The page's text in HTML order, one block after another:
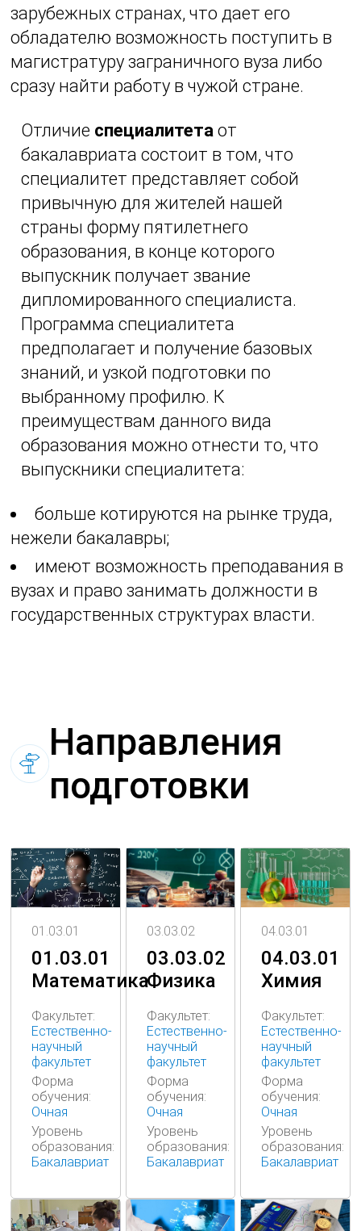
зарубежных странах, что дает его
обладателю возможность поступить в
магистратуру заграничного вуза либо
сразу найти работу в чужой стране.
Отличие специалитета от
бакалавриата состоит в том, что
специалитет представляет собой
привычную для жителей нашей
страны форму пятилетнего
образования, в конце которого
выпускник получает звание
дипломированного специалиста.
Программа специалитета
предполагает и получение базовых
знаний, и узкой подготовки по
выбранному профилю. К
преимуществам данного вида
образования можно отнести то, что
выпускники специалитета:
больше котируются на рынке труда,
нежели бакалавры;
имеют возможность преподавания в
вузах и право занимать должности в
государственных структурах власти.
Направления
подготовки
01.03.01
01.03.01
Математика
Факультет:
Естественно-
научный
факультет
Форма
обучения:
Очная
Уровень
образования:
Бакалавриат
03.03.02
03.03.02
Физика
Факультет:
Естественно-
научный
факультет
Форма
обучения:
Очная
Уровень
образования:
Бакалавриат
04.03.01
04.03.01
Химия
Факультет:
Естественно-
научный
факультет
Форма
обучения:
Очная
Уровень
образования:
Бакалавриат